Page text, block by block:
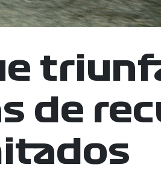
de